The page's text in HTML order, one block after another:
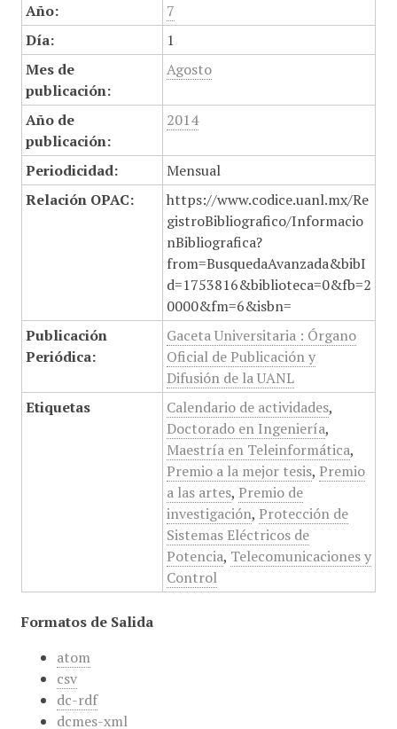
Año:
7
Día:
1
Mes de
publicación:
Agosto
Año de
publicación:
2014
Periodicidad:
Mensual
Relación OPAC:
https://www.codice.uanl.mx/Re
gistroBibliografico/Informacio
nBibliografica?
from=BusquedaAvanzada&bibI
d=1753816&biblioteca=0&fb=2
0000&fm=6&isbn=
Publicación
Periódica:
Gaceta Universitaria : Órgano
Oficial de Publicación y
Difusión de la UANL
Etiquetas
Calendario de actividades,
Doctorado en Ingeniería,
Maestría en Teleinformática,
Premio a la mejor tesis, Premio
a las artes, Premio de
investigación, Protección de
Sistemas Eléctricos de
Potencia, Telecomunicaciones y
Control
Formatos de Salida
atom
csv
dc-rdf
dcmes-xml